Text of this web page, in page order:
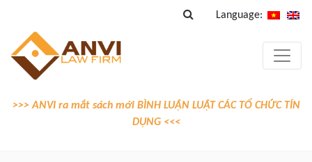
Language:
>>> ANVI ra mắt sách mới BÌNH LUẬN LUẬT CÁC TỔ CHỨC TÍN
DỤNG <<<